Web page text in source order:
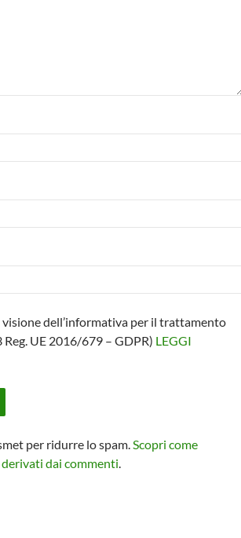
dell’informativa per il trattamento
UE 2016/679 – GDPR) LEGGI
per ridurre lo spam.Scopri come
dai commenti.